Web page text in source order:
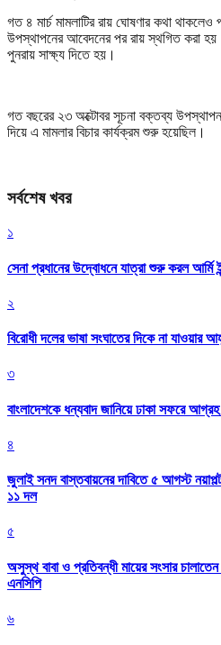
গত ৪ মার্চ মামলাটির রায় ঘোষণার কথা
উপস্থাপনের আবেদনের পর রায় স্থগিত করা
পুনরায় সাক্ষ্য দিতে হয়।
গত বছরের ২৩ অক্টোবর সূচনা বক্তব্য উপস্থাপন
দিয়ে এ মামলার বিচার কার্যক্রম শুরু হয়েছিল।
সর্বশেষ খবর
১
সেনা প্রধানের উদ্বোধনে যাত্রা শুরু করল আর্মি
২
বিরোধী দলের ভাষা সংঘাতের দিকে না যাওয়ার
৩
বাংলাদেশকে ধন্যবাদ জানিয়ে ঢাকা সফরে
৪
জুলাই সনদ বাস্তবায়নের দাবিতে ৫ আগস্ট
১১ দল
৫
অসুস্থ বাবা ও প্রতিবন্ধী মায়ের সংসার
এনসিপি
৬